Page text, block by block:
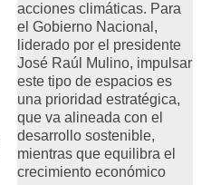
acciones climáticas. Para
el Gobierno Nacional,
liderado por el presidente
José Raúl Mulino, impulsar
este tipo de espacios es
una prioridad estratégica,
que va alineada con el
desarrollo sostenible,
mientras que equilibra el
crecimiento económico